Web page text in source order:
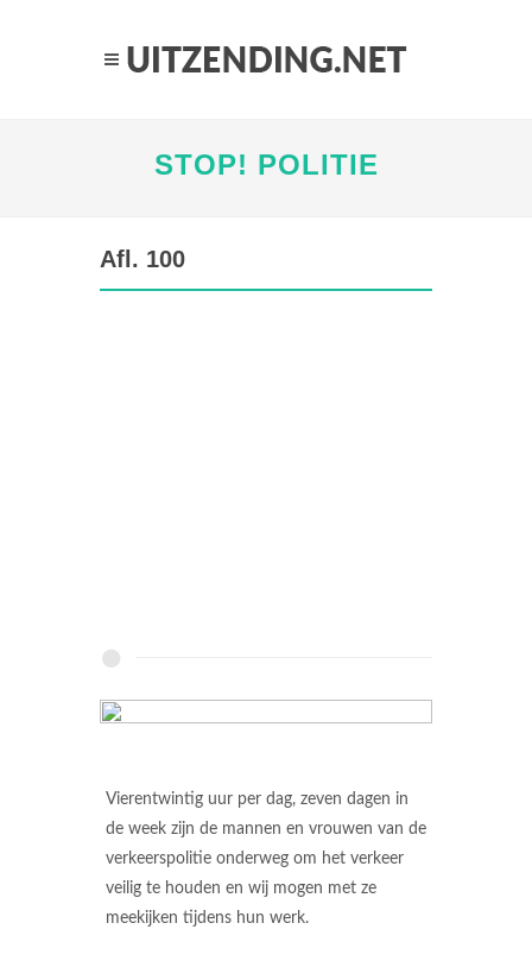
STOP! POLITIE
Afl. 100
Vierentwintig uur per dag, zeven dagen in
de week zijn de mannen en vrouwen van de
verkeerspolitie onderweg om het verkeer
veilig te houden en wij mogen met ze
meekijken tijdens hun werk.